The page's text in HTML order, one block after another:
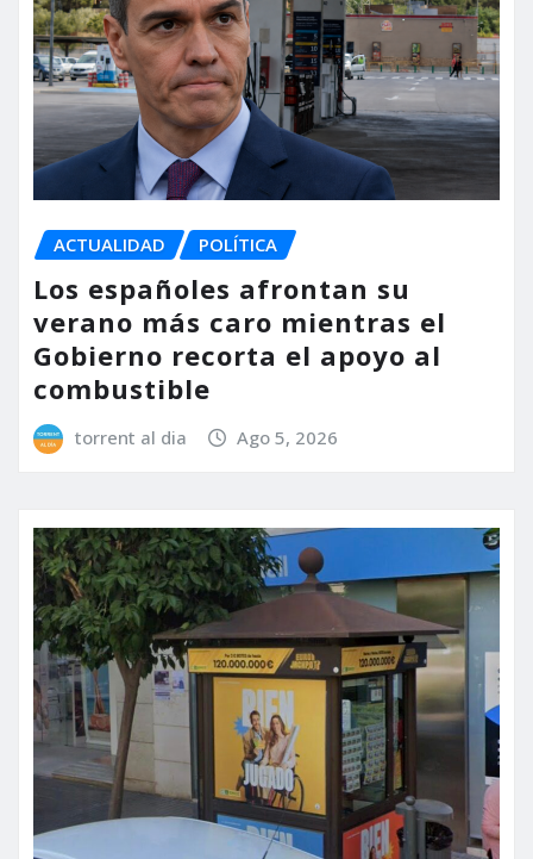
ACTUALIDAD POLÍTICA
Los españoles afrontan su
verano más caro mientras el
Gobierno recorta el apoyo al
combustible
torrent al dia Ago 5, 2026